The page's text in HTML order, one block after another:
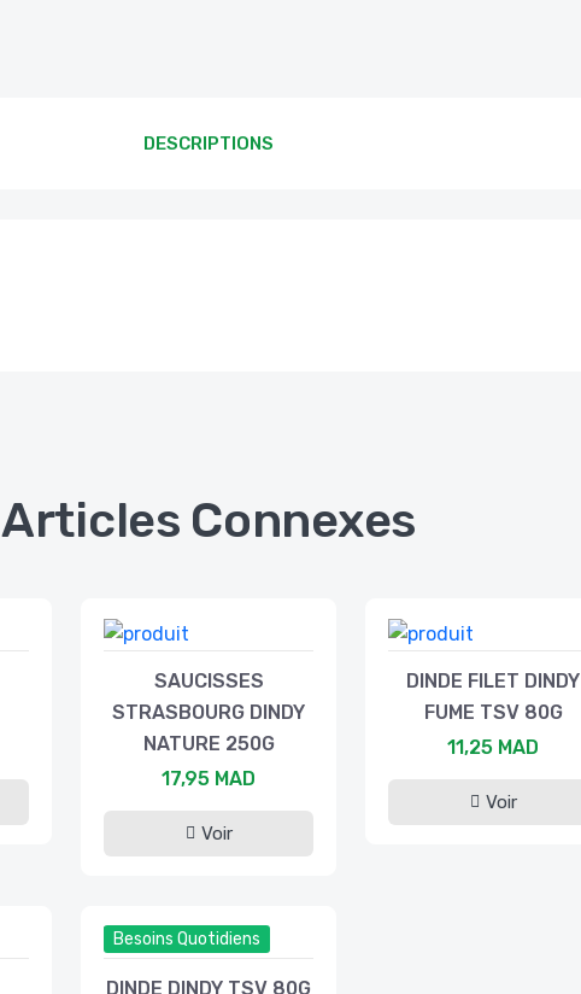
DESCRIPTIONS
Articles Connexes
SAUCISSES
STRASBOURG DINDY
NATURE 250G
17,95 MAD
Voir
DINDE FILET DINDY
FUME TSV 80G
11,25 MAD
Voir
Besoins Quotidiens
DINDE DINDY TSV 80G